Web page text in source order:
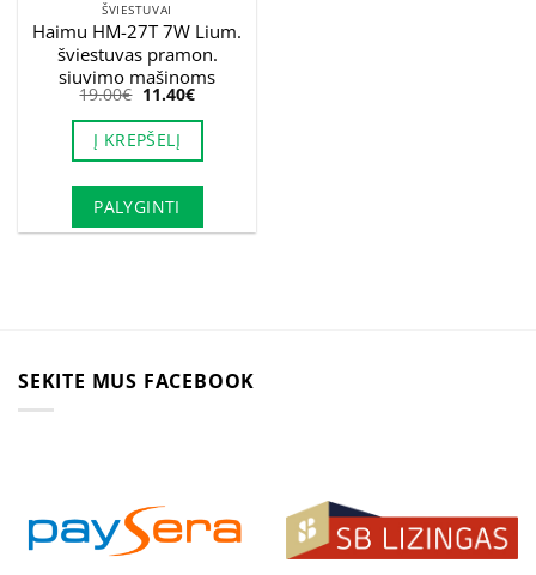
ŠVIESTUVAI
Haimu HM-27T 7W Lium.
šviestuvas pramon.
siuvimo mašinoms
19.00€ Original
price
was:
19.00€.
11.40€Current
price
is:
Į KREPŠELĮ
PALYGINTI
SEKITE MUS FACEBOOK